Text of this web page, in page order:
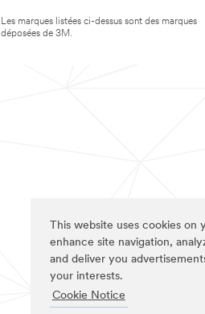
This website uses cookies on
enhance site navigation,
and deliver you
your interests.
Cookie Notice
Les marques listées ci-dessus sont des marques
déposées de 3M.